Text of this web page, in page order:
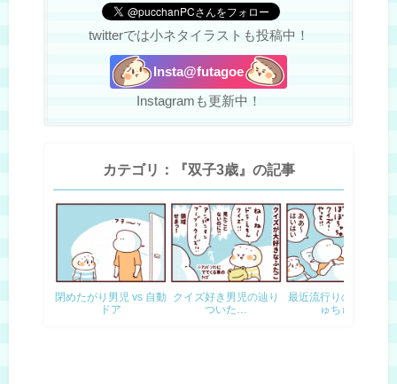
twitterでは小ネタイラストも投稿中！
Insta@futagoe
Instagramも更新中！
カテゴリ：『双子3歳』の記事
閉めたがり男児 vs 自動
ドア
クイズ好き男児の辿り
ついた…
最近流行りの、ぼぼち
ゅちゅ…